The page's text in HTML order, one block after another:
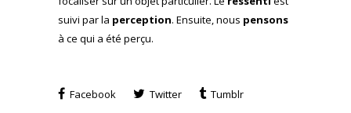
suivi par la perception. Ensuite, nous pensons
à ce qui a été perçu.
Facebook Twitter
Tumblr